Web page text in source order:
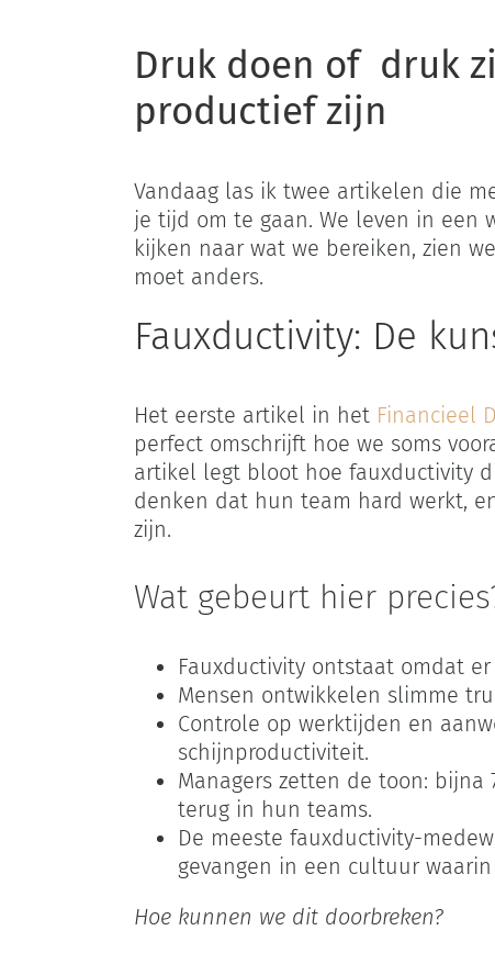
Druk doen of druk
productief zijn
Vandaag las ik twee artikelen die
je tijd om te gaan. We leven in een
kijken naar wat we bereiken, zien
moet anders.
Fauxductivity: De
Het eerste artikel in het Financieel
perfect omschrijft hoe we soms
artikel legt bloot hoe fauxductivity
denken dat hun team hard werkt,
zijn.
Wat gebeurt hier
Fauxductivity ontstaat omdat
Mensen ontwikkelen slimme
Controle op werktijden en
schijnproductiviteit.
Managers zetten de toon:
terug in hun teams.
De meeste fauxductivity-
gevangen in een cultuur
Hoe kunnen we dit doorbreken?